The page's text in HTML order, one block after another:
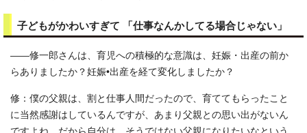
子どもがかわいすぎて 「仕事なんかしてる場合じゃない」
――修一郎さんは、育児への積極的な意識は、妊娠・出産の前か
らありましたか？妊娠•出産を経て変化しましたか？
修：僕の父親は、割と仕事人間だったので、育ててもらったこと
に当然感謝はしているんですが、あまり父親との思い出がないん